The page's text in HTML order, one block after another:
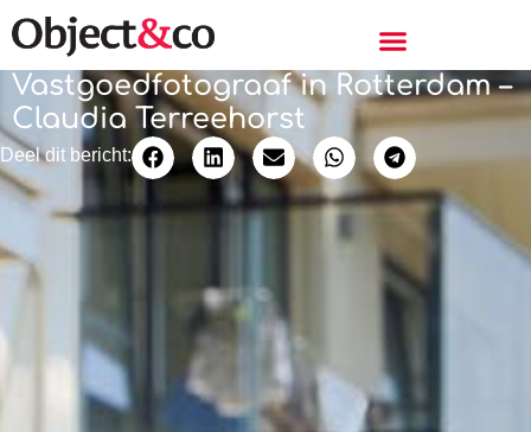
Vastgoedfotograaf in Rotterdam –
Claudia Terreehorst
Deel dit bericht: